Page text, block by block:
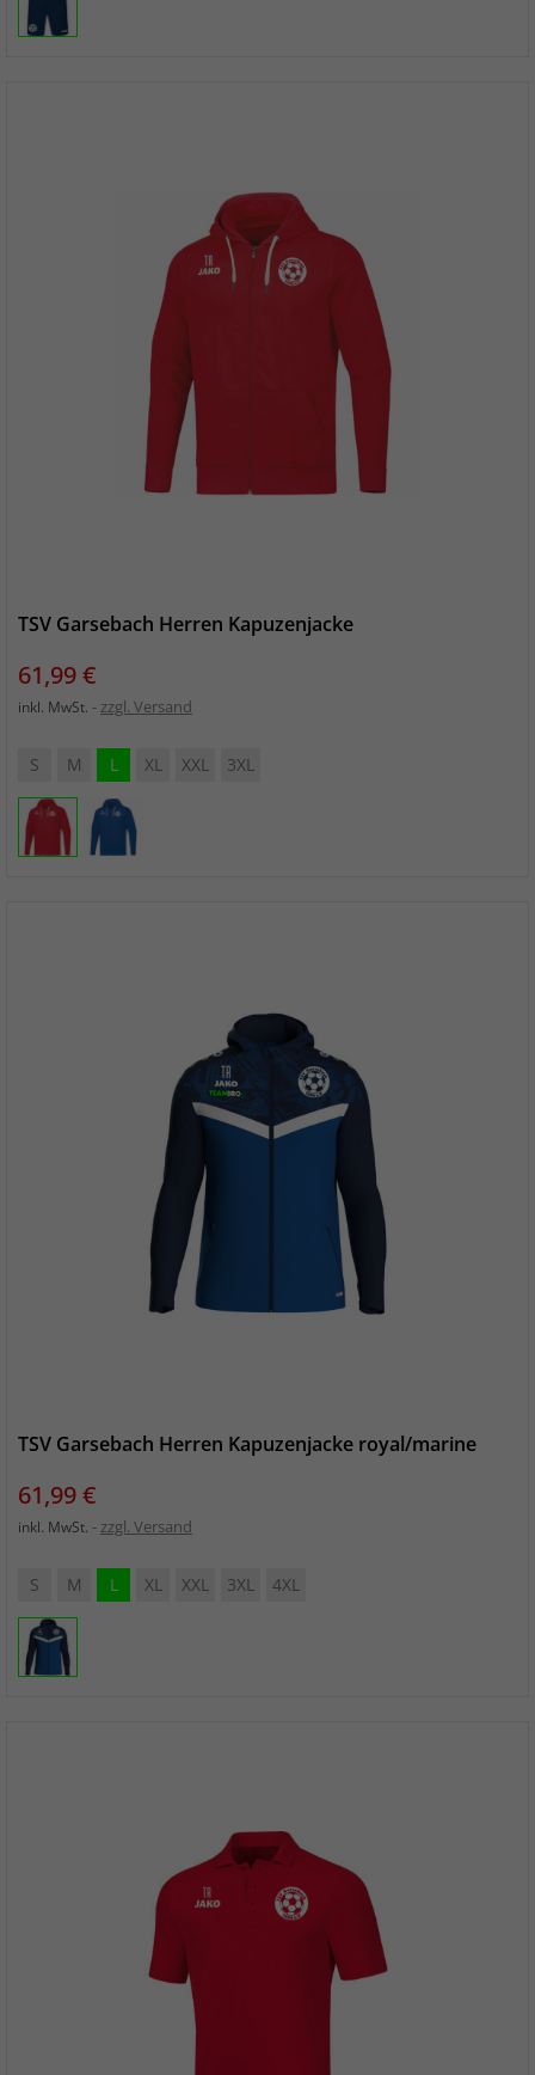
TSV Garsebach Herren Kapuzenjacke
Preis
61,99 €
inkl. MwSt. zzgl. Versand
S M L XL XXL 3XL
TSV Garsebach Herren Kapuzenjacke royal/marine
Preis
61,99 €
inkl. MwSt. zzgl. Versand
S M L XL XXL 3XL 4XL